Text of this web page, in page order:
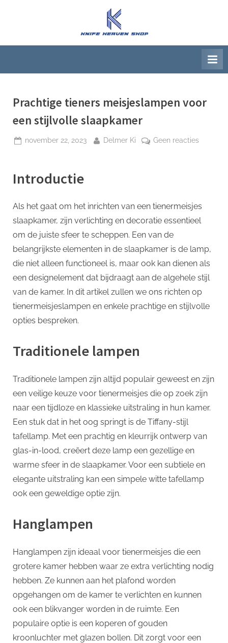
K
n
f
H
v
Prachtige tieners meisjeslampen voor
een stijlvolle slaapkamer
Geplaatst
november 22, 2023 Door
Delmer Ki Geen reactiesop
stijlvolle
Introductie
Als het gaat om het inrichten van een tienermeisjes
slaapkamer, zijn verlichting en decoratie essentieel
om de juiste sfeer te scheppen. Een van de
belangrijkste elementen in de slaapkamer is de lamp,
die niet alleen functioneel is, maar ook kan dienen als
een designelement dat bijdraagt ​​aan de algehele stijl
van de kamer. In dit artikel zullen we ons richten op
tienermeisjeslampen en enkele prachtige en stijlvolle
opties bespreken.
Traditionele lampen
Traditionele lampen zijn altijd populair geweest en zijn
een veilige keuze voor tienermeisjes die op zoek zijn
naar een tijdloze en klassieke uitstraling in hun kamer.
Een stuk dat in het oog springt is de Tiffany-stijl
tafellamp. Met een prachtig en kleurrijk ontwerp van
glas-in-lood, creëert deze lamp een gezellige en
warme sfeer in de slaapkamer. Voor een subtiele en
elegante uitstraling kan een simpele witte tafellamp
ook een geweldige optie zijn.
Hanglampen
Hanglampen zijn ideaal voor tienermeisjes die een
grotere kamer hebben waar ze extra verlichting nodig
hebben. Ze kunnen aan het plafond worden
opgehangen om de kamer te verlichten en kunnen
ook een blikvanger worden in de ruimte. Een
populaire optie is een koperen of gouden
kroonluchter met glazen bollen. Dit zorgt voor een